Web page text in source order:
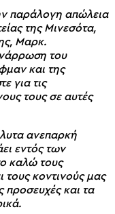
παράλογη απώλεια
της Μινεσότα,
Μαρκ.
του
και της
για τις
τους σε αυτές
ανεπαρκή
εντός των
καλώ τους
τους κοντινούς μας
προσευχές και τα